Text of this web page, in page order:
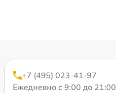
+7 (495) 023-41-97
Ежедневно с 9:00 до 21:00